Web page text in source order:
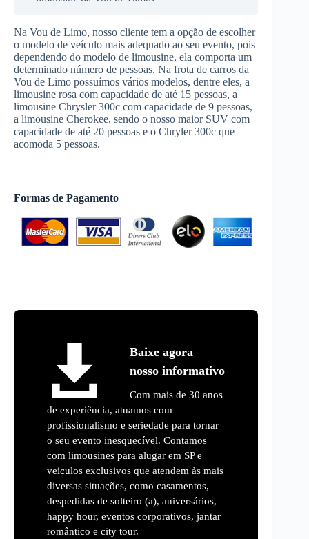
Na Vou de Limo, nosso cliente tem a opção de escolher
o modelo de veículo mais adequado ao seu evento, pois
dependendo do modelo de limousine, ela comporta um
determinado número de pessoas. Na frota de carros da
Vou de Limo possuímos vários modelos, dentre eles, a
limousine rosa com capacidade de até 15 pessoas, a
limousine Chrysler 300c com capacidade de 9 pessoas,
a limousine Cherokee, sendo o nosso maior SUV com
capacidade de até 20 pessoas e o Chryler 300c que
acomoda 5 pessoas.
Formas de Pagamento
Baixe agora
nosso informativo
Com mais de 30 anos
de experiência, atuamos com
profissionalismo e seriedade para tornar
o seu evento inesquecível. Contamos
com limousines para alugar em SP e
veículos exclusivos que atendem às mais
diversas situações, como casamentos,
despedidas de solteiro (a), aniversários,
happy hour, eventos corporativos, jantar
romântico e city tour.